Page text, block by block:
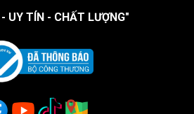
UY TÍN - CHẤT LƯỢNG"